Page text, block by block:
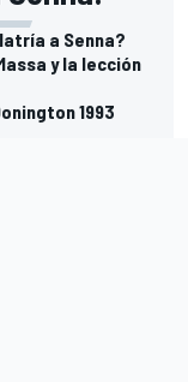
a Senna?
y la lección
1993